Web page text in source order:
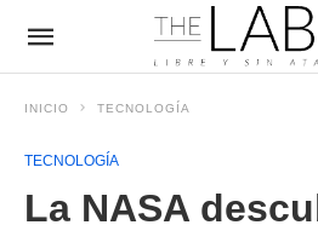
INICIO TECNOLOGÍA
TECNOLOGÍA
La NASA